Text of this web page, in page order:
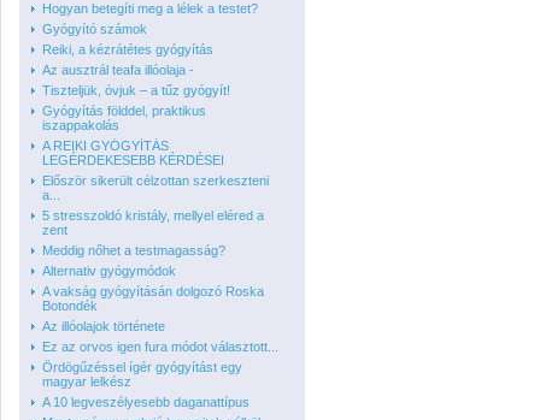
Hogyan betegíti meg a lélek a testet?
Gyógyító számok
Reiki, a kézrátétes gyógyítás
Az ausztrál teafa illóolaja -
Tiszteljük, óvjuk – a tűz gyógyít!
Gyógyítás földdel, praktikus
iszappakolás
A REIKI GYÓGYÍTÁS
LEGÉRDEKESEBB KÉRDÉSEI
Először sikerült célzottan szerkeszteni
a...
5 stresszoldó kristály, mellyel eléred a
zent
Meddig nőhet a testmagasság?
Alternativ gyógymódok
A vakság gyógyításán dolgozó Roska
Botondék
Az illóolajok története
Ez az orvos igen fura módot választott...
Ördögűzéssel ígér gyógyítást egy
magyar lelkész
A 10 legveszélyesebb daganattípus